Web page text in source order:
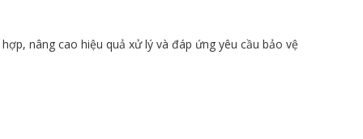
nâng cao hiệu quả xử lý và đáp ứng yêu cầu bảo vệ